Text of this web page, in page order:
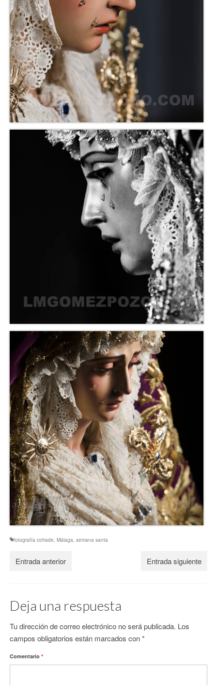
fotografía cofrade, Málaga, semana santa
Entrada anterior Entrada siguiente
Deja una respuesta
Tu dirección de correo electrónico no será publicada. Los
campos obligatorios están marcados con*
Comentario *